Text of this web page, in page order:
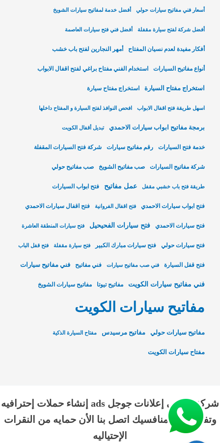
أسعار فني مفاتيح سيارات حولي أفضل خدمة لمفاتيح سيارات الشويخ
أفضل شركة لفتح سيارة مقفلة أفضل فني فتح سيارات العاصمة
أفكار مفيدة لعدم نسيان المفتاح أمهر النجارين لفتح باب خشب
أنواع مفاتيح السيارات استخدام الفني مفتاح براغي لفتح اقفال الابواب
استخراج مفتاح السيارة استخراج مفتاح سيارة
اسهل طريقة فتح اقفال الابواب افحص النوافذ لفتح السيارة و المفتاح داخلها
برمجة مفاتيح ابواب سيارات الاحمدي تبديل أقفال الكويت
خدمة فتح السيارات رقم مفاتيح سيارات شركة فتح السيارات المقفلة
شركة مفاتيح السيارات صب مفاتيح الشويخ صب مفاتيح حولي
طريقة فتح باب خشبي مقفل عمل مفاتيح فتح ابواب السيارات
فتح ابواب سيارات الاحمدي فتح اقفال الفروانية فتح اقفال سيارات الاحمدي
فتح سيارات الاحمدي فتح سيارات الفحيحيل فتح سيارات المنطقة العاشرة
فتح سيارات حولي فتح سيارات مبارك الكبير فتح سيارة مقفلة فتح قفل الباب
فتح قفل السيارة فني صب مفاتيح سيارات فني مفاتيح فني مفاتيح سيارات
فني مفاتيح سيارات الكويت مفاتيح تيوتا مفاتيح سيارات الشويخ
مفاتيح سيارات الكويت
مفاتيح سيارات حولي مفاتيح مرسيدس مفتاح السيارة الذكية
مفتاح سيارات الكويت
شركة الناجي إعلانات جوجل ads إنشاء حملات إحترافيه
وتفوق علي منافسيك اتصل بنا الأن حمايه من النقرات
الإحتياليه